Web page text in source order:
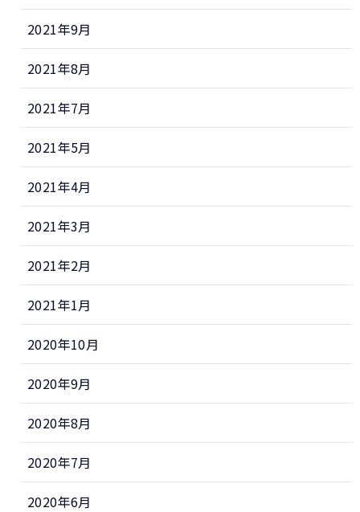
2021年9月
2021年8月
2021年7月
2021年5月
2021年4月
2021年3月
2021年2月
2021年1月
2020年10月
2020年9月
2020年8月
2020年7月
2020年6月